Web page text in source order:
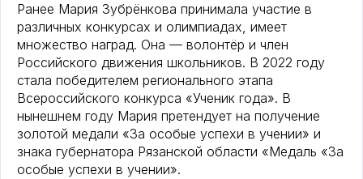
Ранее Мария Зубрёнкова принимала участие в
различных конкурсах и олимпиадах, имеет
множество наград. Она — волонтёр и член
Российского движения школьников. В 2022 году
стала победителем регионального этапа
Всероссийского конкурса «Ученик года». В
нынешнем году Мария претендует на получение
золотой медали «За особые успехи в учении» и
знака губернатора Рязанской области «Медаль «За
особые успехи в учении».